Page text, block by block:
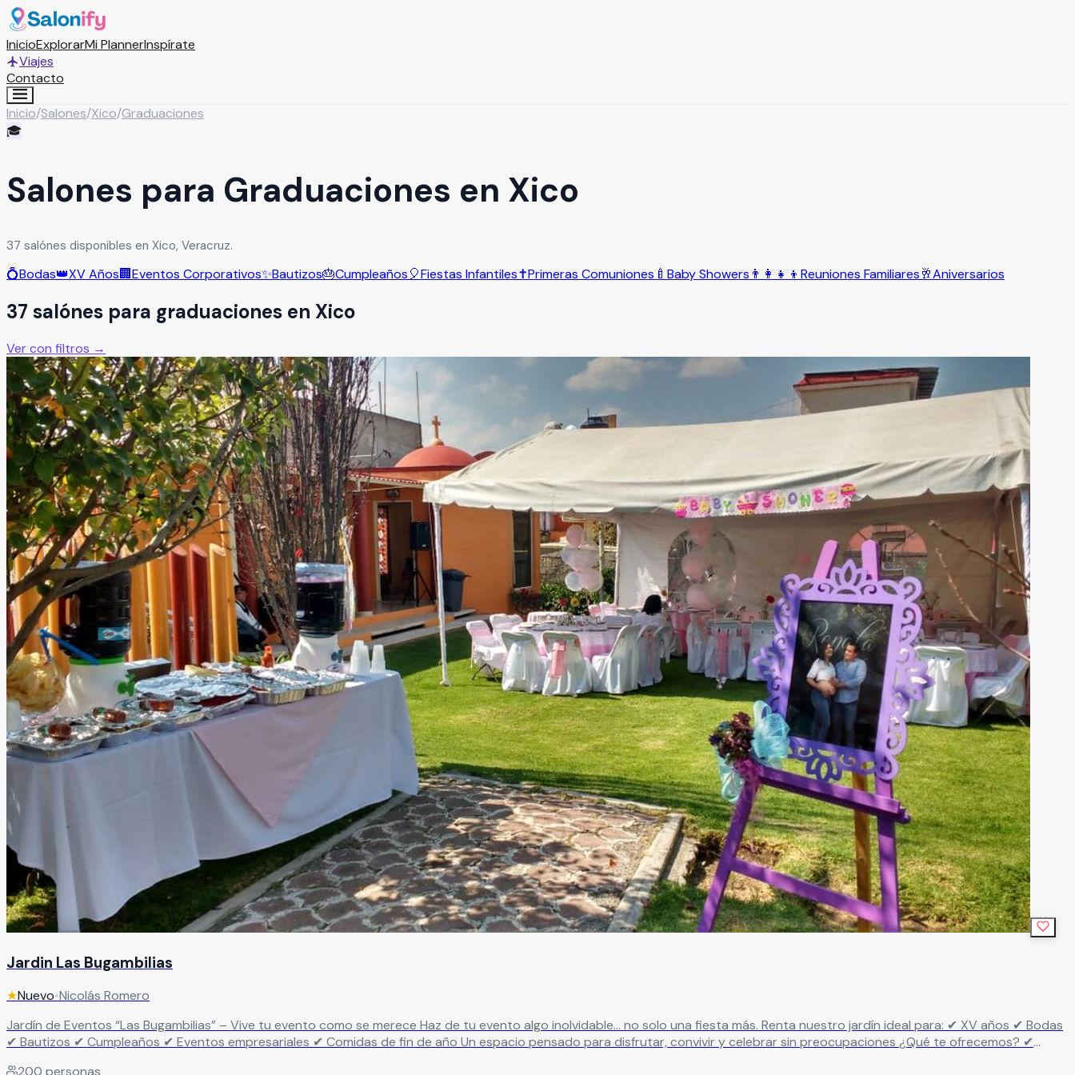
InicioExplorarMi PlannerInspírate
Viajes
Contacto
Inicio/Salones/Xico/Graduaciones
🎓
Salones para Graduaciones en Xico
37 salónes disponibles en Xico, Veracruz.
💍Bodas👑XV Años🏢Eventos Corporativos✨Bautizos🎂Cumpleaños🎈Fiestas Infantiles✝️Primeras Comuniones 🍼 Baby Showers 👨‍👩‍👧‍👦 Reuniones Familiares🥂Aniversarios
37 salónes para graduaciones en Xico
Ver con filtros →
Jardin Las Bugambilias
★Nuevo•Nicolás Romero
Jardín de Eventos “Las Bugambilias” – Vive tu evento como se merece Haz de tu evento algo inolvidable… no solo una fiesta más. Renta nuestro jardín ideal para: ✔ XV años ✔ Bodas
✔ Bautizos ✔ Cumpleaños ✔ Eventos empresariales ✔ Comidas de fin de año Un espacio pensado para disfrutar, convivir y celebrar sin preocupaciones ¿Qué te ofrecemos? ✔